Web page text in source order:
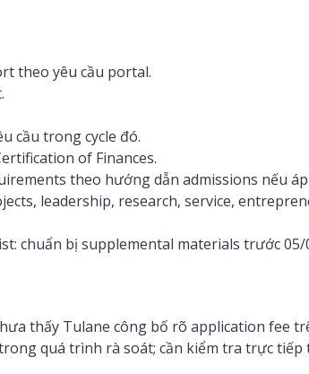
theo yêu cầu portal.
cầu trong cycle đó.
of Finances.
theo hướng dẫn admissions nếu
leadership, research, service,
chuẩn bị supplemental materials trước 05/
thấy Tulane công bố rõ application fee
quá trình rà soát; cần kiểm tra trực tiếp